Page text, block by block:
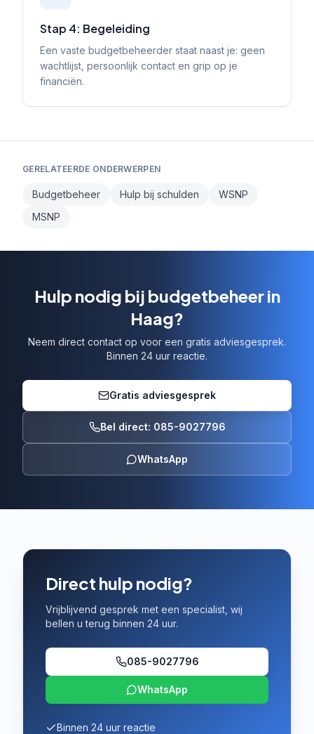
Stap 4: Begeleiding
Een vaste budgetbeheerder staat naast je: geen
wachtlijst, persoonlijk contact en grip op je
financiën.
GERELATEERDE ONDERWERPEN
Budgetbeheer Hulp bij schulden
WSNP
MSNP
Hulp nodig bij budgetbeheer in
Haag?
Neem direct contact op voor een gratis adviesgesprek.
Binnen 24 uur reactie.
Gratis adviesgesprek
Bel direct: 085-9027796
WhatsApp
Direct hulp nodig?
Vrijblijvend gesprek met een specialist, wij
bellen u terug binnen 24 uur.
085-9027796
WhatsApp
Binnen 24 uur reactie